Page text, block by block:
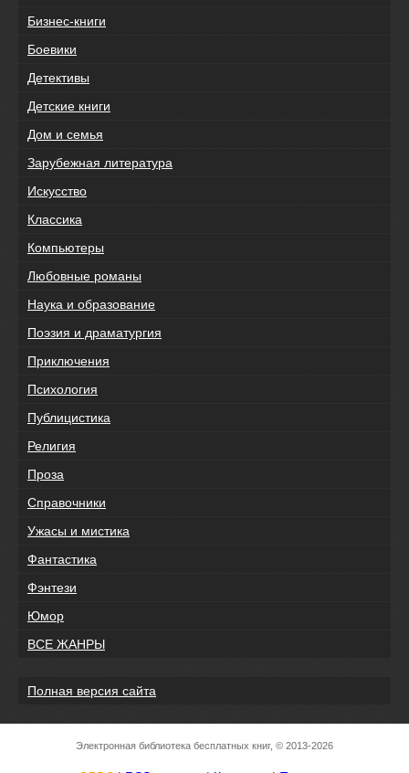
Бизнес-книги
Боевики
Детективы
Детские книги
Дом и семья
Зарубежная литература
Искусство
Классика
Компьютеры
Любовные романы
Наука и образование
Поэзия и драматургия
Приключения
Психология
Публицистика
Религия
Проза
Справочники
Ужасы и мистика
Фантастика
Фэнтези
Юмор
ВСЕ ЖАНРЫ
Полная версия сайта
Электронная библиотека бесплатных книг, © 2013-2026